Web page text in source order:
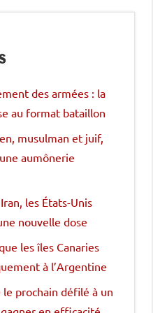
des armées : la
au format bataillon
musulman et juif,
aumônerie
les États-Unis
nouvelle dose
les îles Canaries
à l’Argentine
prochain défilé à un